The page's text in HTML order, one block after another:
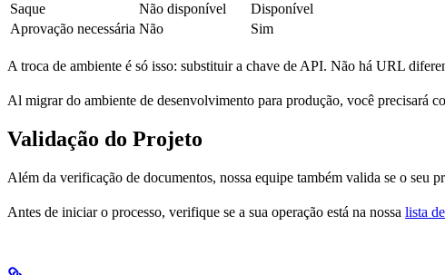
Saque
Não disponível
Disponível
Aprovação necessária Não Sim
A troca de ambiente é só isso: substituir a chave de API. Não há URL
Al migrar do ambiente de desenvolvimento para produção, você precisará
Validação do Projeto
Além da verificação de documentos, nossa equipe também valida se o seu
Antes de iniciar o processo, verifique se a sua operação está na nossa lista